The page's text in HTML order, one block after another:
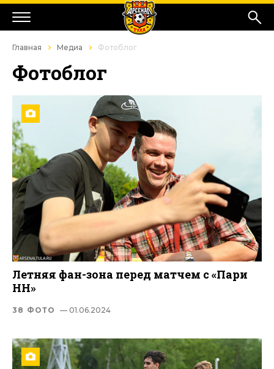
Главная Медиа Фотоблог
Фотоблог
Летняя фан-зона перед матчем с «Пари
НН»
38 ФОТО — 01.06.2024